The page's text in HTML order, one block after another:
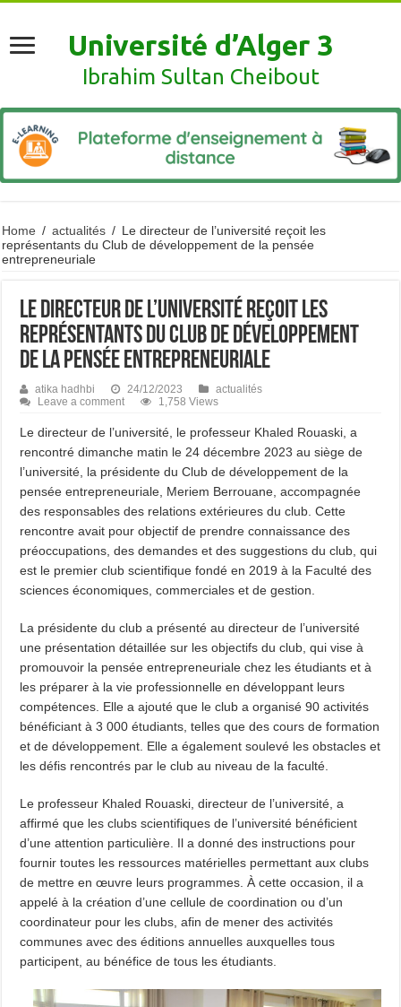
Université d’Alger 3
Ibrahim Sultan Cheibout
Home / actualités / Le directeur de l’université reçoit les
représentants du Club de développement de la pensée
entrepreneuriale
Le directeur de l’université reçoit les
représentants du Club de développement
de la pensée entrepreneuriale
atika hadhbi 24/12/2023
actualités
Leave a comment
1,758 Views
Le directeur de l’université, le professeur Khaled Rouaski, a
rencontré dimanche matin le 24 décembre 2023 au siège de
l’université, la présidente du Club de développement de la
pensée entrepreneuriale, Meriem Berrouane, accompagnée
des responsables des relations extérieures du club. Cette
rencontre avait pour objectif de prendre connaissance des
préoccupations, des demandes et des suggestions du club, qui
est le premier club scientifique fondé en 2019 à la Faculté des
sciences économiques, commerciales et de gestion.
La présidente du club a présenté au directeur de l’université
une présentation détaillée sur les objectifs du club, qui vise à
promouvoir la pensée entrepreneuriale chez les étudiants et à
les préparer à la vie professionnelle en développant leurs
compétences. Elle a ajouté que le club a organisé 90 activités
bénéficiant à 3 000 étudiants, telles que des cours de formation
et de développement. Elle a également soulevé les obstacles et
les défis rencontrés par le club au niveau de la faculté.
Le professeur Khaled Rouaski, directeur de l’université, a
affirmé que les clubs scientifiques de l’université bénéficient
d’une attention particulière. Il a donné des instructions pour
fournir toutes les ressources matérielles permettant aux clubs
de mettre en œuvre leurs programmes. À cette occasion, il a
appelé à la création d’une cellule de coordination ou d’un
coordinateur pour les clubs, afin de mener des activités
communes avec des éditions annuelles auxquelles tous
participent, au bénéfice de tous les étudiants.